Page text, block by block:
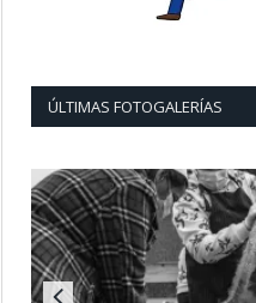
ÚLTIMAS FOTOGALERÍAS